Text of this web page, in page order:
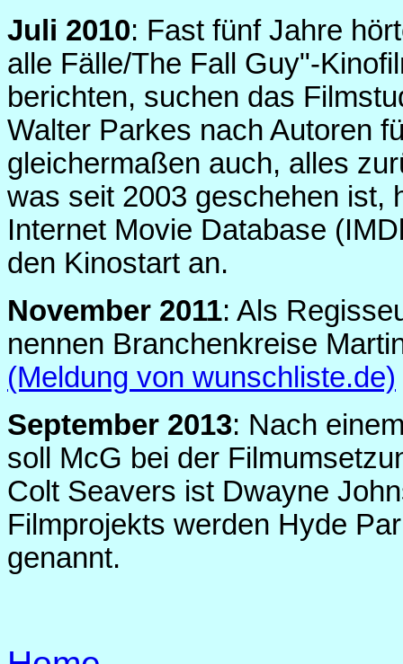
Juli 2010: Fast fünf Jahre
alle Fälle/The Fall Guy"-
berichten, suchen das
Walter Parkes nach Autoren
gleichermaßen auch, alles
was seit 2003 geschehen ist,
Internet Movie Database
den Kinostart an.
November 2011: Als
nennen Branchenkreise
(Meldung von wunschliste.de)
September 2013: Nach
soll McG bei der
Colt Seavers ist Dwayne
Filmprojekts werden Hyde
genannt.